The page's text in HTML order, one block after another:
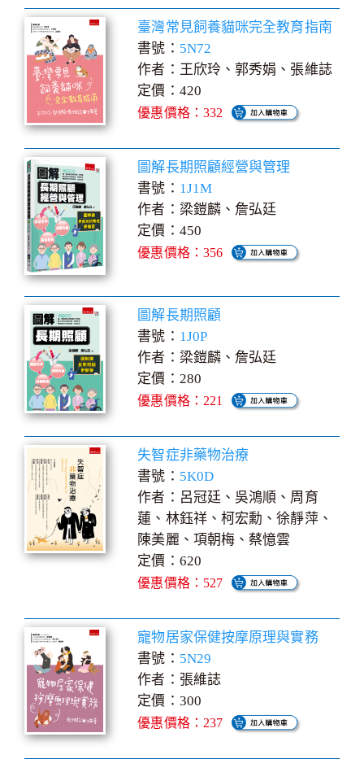
臺灣常見飼養貓咪完全教育指南
書號： 5N72
作者：王欣玲、郭秀娟、張維誌
定價：420
優惠價格：332
圖解長期照顧經營與管理
書號： 1J1M
作者：梁鎧麟、詹弘廷
定價：450
優惠價格：356
圖解長期照顧
書號： 1J0P
作者：梁鎧麟、詹弘廷
定價：280
優惠價格：221
失智症非藥物治療
書號： 5K0D
作者：呂冠廷、吳鴻順、周育
蓮、林鈺祥、柯宏勳、徐靜萍、
陳美麗、項朝梅、蔡憶雲
定價：620
優惠價格：527
寵物居家保健按摩原理與實務
書號： 5N29
作者：張維誌
定價：300
優惠價格：237